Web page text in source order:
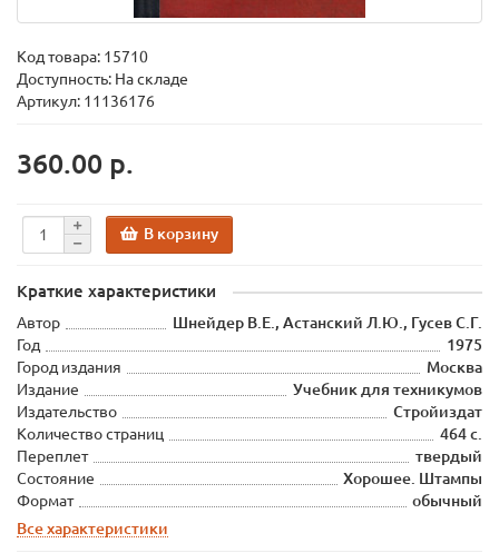
Код товара: 15710
Доступность: На складе
Артикул: 11136176
360.00 р.
В корзину
Краткие характеристики
Автор
Шнейдер В.Е., Астанский Л.Ю., Гусев С.Г.
Год
1975
Город издания
Москва
Издание
Учебник для техникумов
Издательство
Стройиздат
Количество страниц
464 с.
Переплет
твердый
Состояние
Хорошее. Штампы
Формат
обычный
Все характеристики